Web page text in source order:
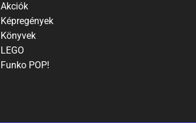
Akciók
Képregények
Könyvek
LEGO
Funko POP!